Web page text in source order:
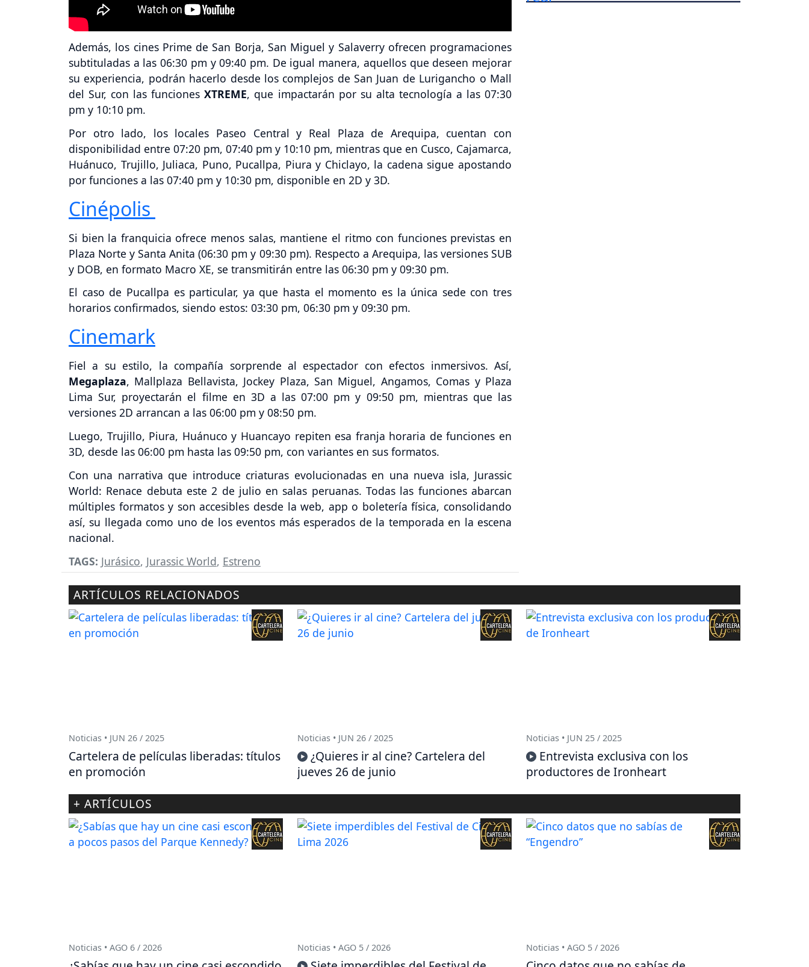
Además, los cines Prime de San Borja, San Miguel y Salaverry ofrecen programaciones
subtituladas a las 06:30 pm y 09:40 pm. De igual manera, aquellos que deseen mejorar
su experiencia, podrán hacerlo desde los complejos de San Juan de Lurigancho o Mall
del Sur, con las funcionesXTREME, que impactarán por su alta tecnología a las 07:30
pm y 10:10 pm.
Por otro lado, los locales Paseo Central y Real Plaza de Arequipa, cuentan con
disponibilidad entre 07:20 pm, 07:40 pm y 10:10 pm, mientras que en Cusco, Cajamarca,
Huánuco, Trujillo, Juliaca, Puno, Pucallpa, Piura y Chiclayo, la cadena sigue apostando
por funciones a las 07:40 pm y 10:30 pm, disponible en 2D y 3D.
Cinépolis
Si bien la franquicia ofrece menos salas, mantiene el ritmo con funciones previstas en
Plaza Norte y Santa Anita (06:30 pm y 09:30 pm). Respecto a Arequipa, las versiones SUB
y DOB, en formato Macro XE, se transmitirán entre las 06:30 pm y 09:30 pm.
El caso de Pucallpa es particular, ya que hasta el momento es la única sede con tres
horarios confirmados, siendo estos: 03:30 pm, 06:30 pm y 09:30 pm.
Cinemark
Fiel a su estilo, la compañía sorprende al espectador con efectos inmersivos. Así,
Megaplaza, Mallplaza Bellavista, Jockey Plaza, San Miguel, Angamos, Comas y Plaza
Lima Sur, proyectarán el filme en 3D a las 07:00 pm y 09:50 pm, mientras que las
versiones 2D arrancan a las 06:00 pm y 08:50 pm.
Luego, Trujillo, Piura, Huánuco y Huancayo repiten esa franja horaria de funciones en
3D, desde las 06:00 pm hasta las 09:50 pm, con variantes en sus formatos.
Con una narrativa que introduce criaturas evolucionadas en una nueva isla, Jurassic
World: Renace debuta este 2 de julio en salas peruanas. Todas las funciones abarcan
múltiples formatos y son accesibles desde la web, app o boletería física, consolidando
así, su llegada como uno de los eventos más esperados de la temporada en la escena
nacional.
TAGS: Jurásico, Jurassic World, Estreno
ARTÍCULOS RELACIONADOS
Noticias • JUN 26 / 2025
Cartelera de películas liberadas: títulos
en promoción
Noticias • JUN 26 / 2025
¿Quieres ir al cine? Cartelera del
jueves 26 de junio
Noticias • JUN 25 / 2025
Entrevista exclusiva con los
productores de Ironheart
+ ARTÍCULOS
Noticias • AGO 6 / 2026 Noticias • AGO 5 / 2026 Noticias • AGO 5 / 2026